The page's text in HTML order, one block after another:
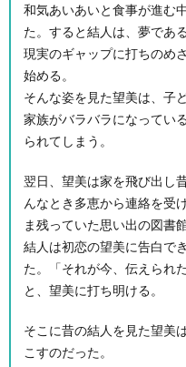
和気あいあいと食事が進む
た。すると結人は、夢であ
現実のギャップに打ちのめ
始める。
そんな姿を見た望美は、子
家族がバラバラになってい
られてしまう。
翌日、望美は家を飛び出し
んなとき多恵から連絡を受
ま残っていた思い出の図書
結人は初恋の望美に告白で
た。「それが今、伝えられ
と、望美に打ち明ける。
そこに昔の結人を見た望美
こすのだった。